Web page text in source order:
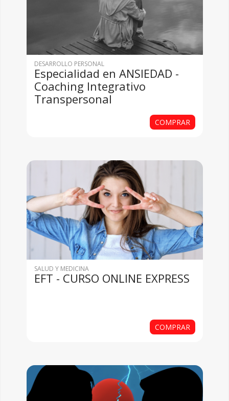
DESARROLLO PERSONAL
Especialidad en ANSIEDAD -
Coaching Integrativo
Transpersonal
COMPRAR
SALUD Y MEDICINA
EFT - CURSO ONLINE EXPRESS
COMPRAR